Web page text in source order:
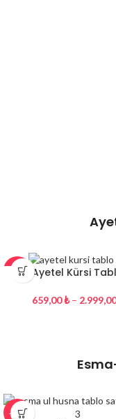
-27% Ayetel Kürsi
659,00₺ –
-26%